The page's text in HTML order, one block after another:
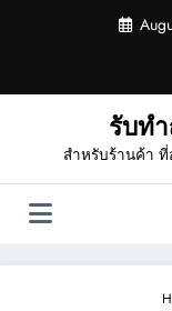
รับท
สำหรับร้านค้า ที่